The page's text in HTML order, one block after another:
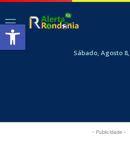
Abrir a barra de ferramentas
Sábado, Agosto 8,
- Publicidade -